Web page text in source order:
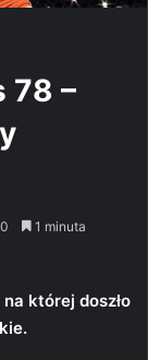
78 –
0 1 minuta
której doszło